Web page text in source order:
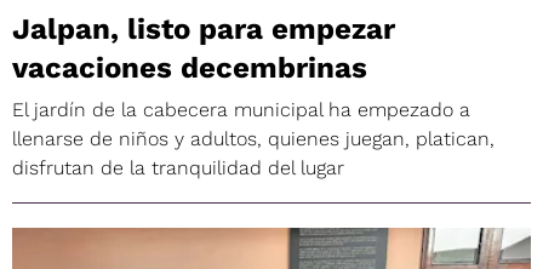
Jalpan, listo para empezar
vacaciones decembrinas
El jardín de la cabecera municipal ha empezado a
llenarse de niños y adultos, quienes juegan, platican,
disfrutan de la tranquilidad del lugar